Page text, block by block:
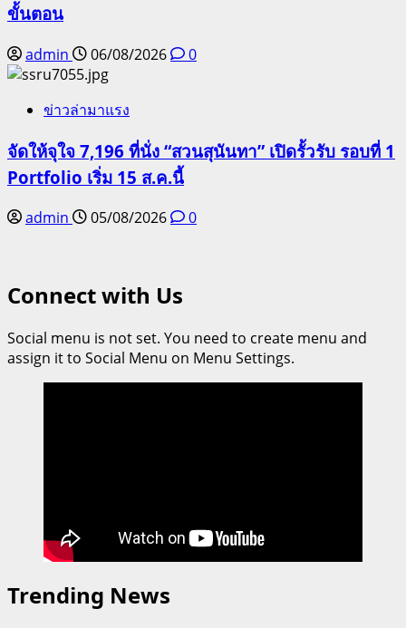
ขั้นตอน
admin 06/08/2026 0
ข่าวล่ามาแรง
จัดให้จุใจ 7,196 ที่นั่ง “สวนสุนันทา” เปิดรั้วรับ รอบที่ 1
Portfolio เริ่ม 15 ส.ค.นี้
admin 05/08/2026 0
Connect with Us
Social menu is not set. You need to create menu and
assign it to Social Menu on Menu Settings.
Trending News